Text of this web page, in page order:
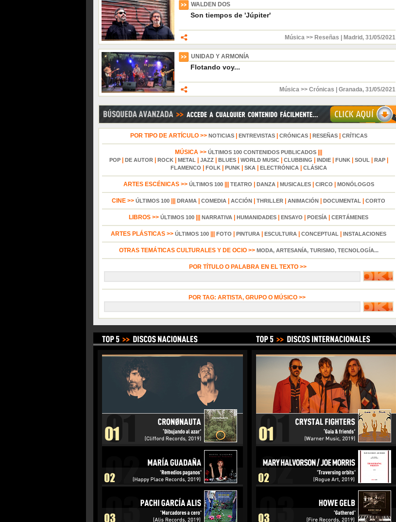
WALDEN DOS
Son tiempos de 'Júpiter'
Música >> Reseñas Madrid , 31/05/2021
UNIDAD Y ARMONÍA
Flotando voy...
Música >> Crónicas Granada, 31/05/2021
POR TIPO DE ARTÍCULO >> NOTICIAS| ENTREVISTAS| CRÓNICAS| RESEÑAS| CRÍTICAS
MÚSICA >> ÚLTIMOS 100 CONTENIDOS PUBLICADOS
POP| DE AUTOR| ROCK| METAL| JAZZ| BLUES| WORLD MUSIC| CLUBBING INDIE| FUNK| SOUL| RAP|
FLAMENCO FOLK| PUNK| SKA| ELECTRÓNICA| CLÁSICA
ARTES ESCÉNICAS >> ÚLTIMOS 100||| TEATRO DANZA| MUSICALES| CIRCO MONÓLOGOS
CINE >> ÚLTIMOS 100 DRAMA COMEDIA ACCIÓN THRILLER ANIMACIÓN DOCUMENTAL CORTO
LIBROS >> ÚLTIMOS 100 NARRATIVA HUMANIDADES ENSAYO POESÍA CERTÁMENES
ARTES PLÁSTICAS >> ÚLTIMOS 100 FOTO PINTURA ESCULTURA CONCEPTUAL INSTALACIONES
OTRAS TEMÁTICAS CULTURALES Y DE OCIO >> MODA, ARTESANÍA, TURISMO, TECNOLOGÍA...
POR TÍTULO O PALABRA EN EL TEXTO >>
POR TAG: ARTISTA, GRUPO O MÚSICO >>